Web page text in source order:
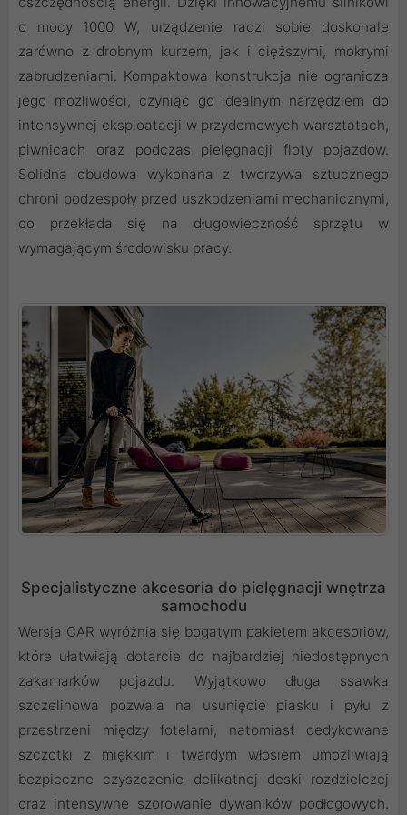
o mocy 1000 W, urządzenie radzi sobie doskonale
zarówno z drobnym kurzem, jak i cięższymi, mokrymi
zabrudzeniami. Kompaktowa konstrukcja nie ogranicza
jego możliwości, czyniąc go idealnym narzędziem do
intensywnej eksploatacji w przydomowych warsztatach,
piwnicach oraz podczas pielęgnacji floty pojazdów.
Solidna obudowa wykonana z tworzywa sztucznego
chroni podzespoły przed uszkodzeniami mechanicznymi,
co przekłada się na długowieczność sprzętu w
wymagającym środowisku pracy.
Specjalistyczne akcesoria do pielęgnacji wnętrza
samochodu
Wersja CAR wyróżnia się bogatym pakietem akcesoriów,
które ułatwiają dotarcie do najbardziej niedostępnych
zakamarków pojazdu. Wyjątkowo długa ssawka
szczelinowa pozwala na usunięcie piasku i pyłu z
przestrzeni między fotelami, natomiast dedykowane
szczotki z miękkim i twardym włosiem umożliwiają
bezpieczne czyszczenie delikatnej deski rozdzielczej
oraz intensywne szorowanie dywaników podłogowych.